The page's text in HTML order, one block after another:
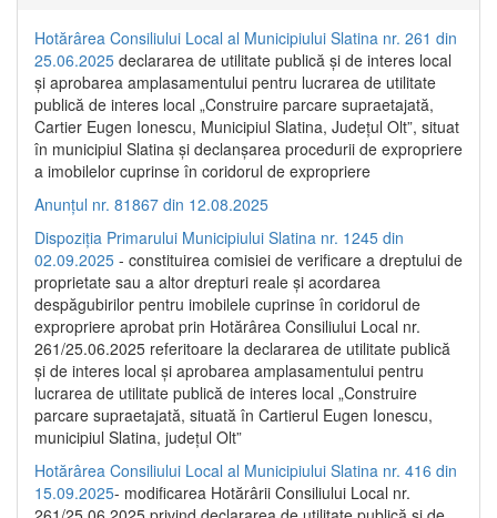
Hotărârea Consiliului Local al Municipiului Slatina nr. 261 din
25.06.2025 declararea de utilitate publică și de interes local
și aprobarea amplasamentului pentru lucrarea de utilitate
publică de interes local „Construire parcare supraetajată,
Cartier Eugen Ionescu, Municipiul Slatina, Județul Olt”, situat
în municipiul Slatina și declanșarea procedurii de expropriere
a imobilelor cuprinse în coridorul de expropriere
Anunțul nr. 81867 din 12.08.2025
Dispoziția Primarului Municipiului Slatina nr. 1245 din
02.09.2025 - constituirea comisiei de verificare a dreptului de
proprietate sau a altor drepturi reale și acordarea
despăgubirilor pentru imobilele cuprinse în coridorul de
expropriere aprobat prin Hotărârea Consiliului Local nr.
261/25.06.2025 referitoare la declararea de utilitate publică
și de interes local și aprobarea amplasamentului pentru
lucrarea de utilitate publică de interes local „Construire
parcare supraetajată, situată în Cartierul Eugen Ionescu,
municipiul Slatina, județul Olt”
Hotărârea Consiliului Local al Municipiului Slatina nr. 416 din
15.09.2025- modificarea Hotărârii Consiliului Local nr.